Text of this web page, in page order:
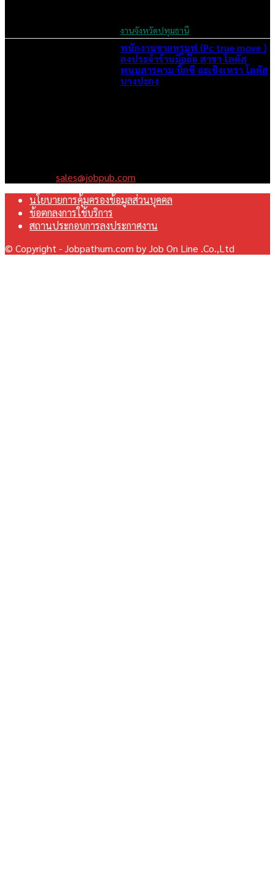
งานจังหวัดปทุมธานี
พนักงานขายทรูมูฟ (Pc true move )
ลงประจำร้านมือถือ สาขา โลตัส
พนมสารคาม บิ๊กซี ฉะเชิงเทรา โลตัส
บางปะกง
sales@jobpub.com
นโยบายการคุ้มครองข้อมูลส่วนบุคคล
ข้อตกลงการใช้บริการ
สถานประกอบการลงประกาศงาน
© Copyright - Jobpathum.com by Job On Line .Co.,Ltd